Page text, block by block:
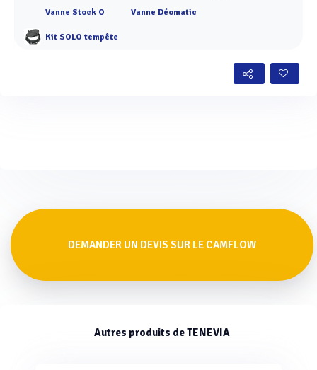
Vanne Stock O Vanne Déomatic
Kit SOLO tempête
DEMANDER UN DEVIS SUR LE CAMFLOW
Autres produits de TENEVIA